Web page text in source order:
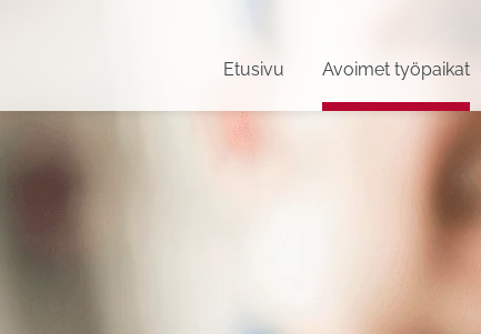
Etusivu Avoimet työpaikat